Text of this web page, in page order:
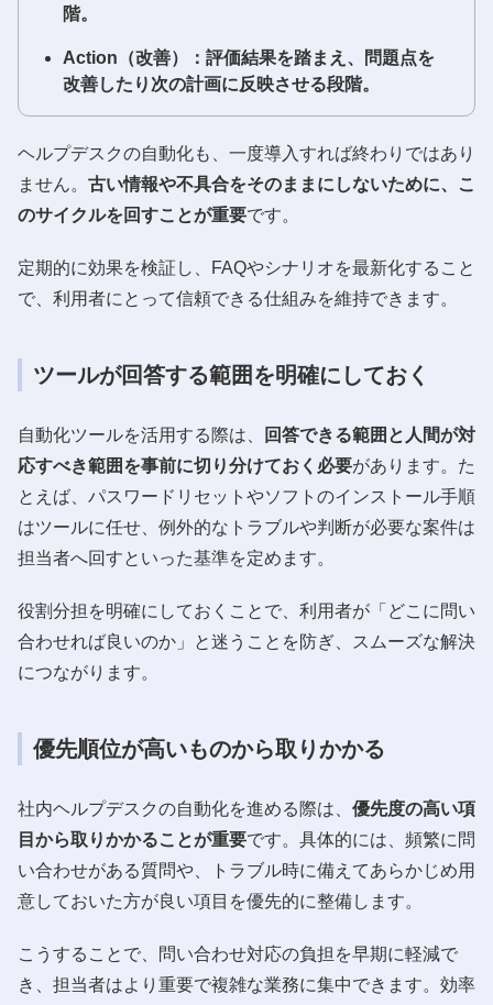
階。
Action（改善）：評価結果を踏まえ、問題点を
改善したり次の計画に反映させる段階。
ヘルプデスクの自動化も、一度導入すれば終わりではあり
ません。 古い情報や不具合をそのままにしないために、こ
のサイクルを回すことが重要です。
定期的に効果を検証し、FAQやシナリオを最新化すること
で、利用者にとって信頼できる仕組みを維持できます。
ツールが回答する範囲を明確にしておく
自動化ツールを活用する際は、
回答できる範囲と人間が対
応すべき範囲を事前に切り分けておく必要があります。た
とえば、パスワードリセットやソフトのインストール手順
はツールに任せ、例外的なトラブルや判断が必要な案件は
担当者へ回すといった基準を定めます。
役割分担を明確にしておくことで、利用者が「どこに問い
合わせれば良いのか」と迷うことを防ぎ、スムーズな解決
につながります。
優先順位が高いものから取りかかる
社内ヘルプデスクの自動化を進める際は、 優先度の高い項
目から取りかかることが重要です。具体的には、頻繁に問
い合わせがある質問や、トラブル時に備えてあらかじめ用
意しておいた方が良い項目を優先的に整備します。
こうすることで、問い合わせ対応の負担を早期に軽減で
き、担当者はより重要で複雑な業務に集中できます。効率